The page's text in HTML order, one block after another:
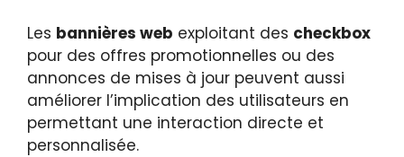
Les bannières web exploitant des checkbox
pour des offres promotionnelles ou des
annonces de mises à jour peuvent aussi
améliorer l’implication des utilisateurs en
permettant une interaction directe et
personnalisée.